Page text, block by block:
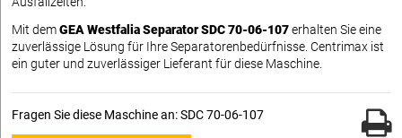
Mit demGEA Westfalia Separator SDC 70-06-107erhalten Sie eine
zuverlässige Lösung für Ihre Separatorenbedürfnisse. Centrimax ist
ein guter und zuverlässiger Lieferant für diese Maschine.
Fragen Sie diese Maschine an: SDC 70-06-107